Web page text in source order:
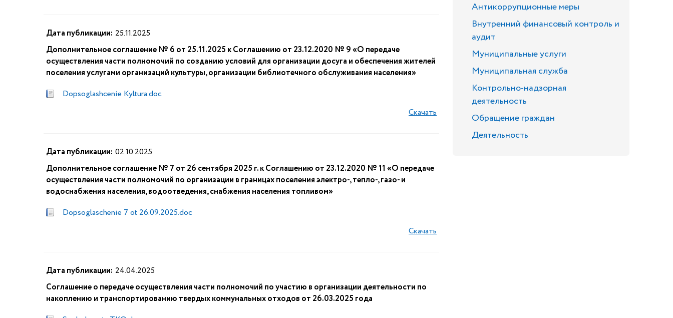
Дата публикации: 25.11.2025
Дополнительное соглашение № 6 от 25.11.2025 к Соглашению от 23.12.2020 № 9 «О передаче
осуществления части полномочий по созданию условий для организации досуга и обеспечения жителей
поселения услугами организаций культуры, организации библиотечного обслуживания населения»
Dopsoglashcenie Kyltura.doc
Скачать
Дата публикации: 02.10.2025
Дополнительное соглашение № 7 от 26 сентября 2025 г. к Соглашению от 23.12.2020 № 11 «О передаче
осуществления части полномочий по организации в границах поселения электро-, тепло-, газо- и
водоснабжения населения, водоотведения, снабжения населения топливом»
Dopsoglaschenie 7 ot 26.09.2025.doc
Скачать
Дата публикации: 24.04.2025
Соглашение о передаче осуществления части полномочий по участию в организации деятельности по
накоплению и транспортированию твердых коммунальных отходов от 26.03.2025 года
Антикоррупционные меры
Внутренний финансовый контроль и
аудит
Муниципальные услуги
Муниципальная служба
Контрольно-надзорная
деятельность
Обращение граждан
Деятельность